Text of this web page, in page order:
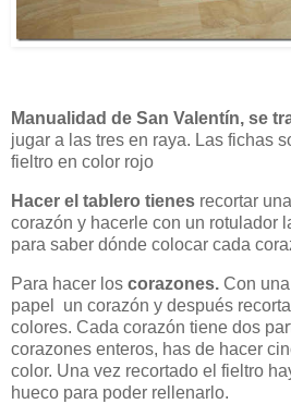
Manualidad de San Valentín, se
jugar a las tres en raya. Las fichas
fieltro en color rojo
Hacer el tablero tienes recortar
corazón y hacerle con un rotulador
para saber dónde colocar cada
Para hacer los corazones. Con
papel un corazón y después
colores. Cada corazón tiene dos
corazones enteros, has de hacer
color. Una vez recortado el fieltro
hueco para poder rellenarlo.